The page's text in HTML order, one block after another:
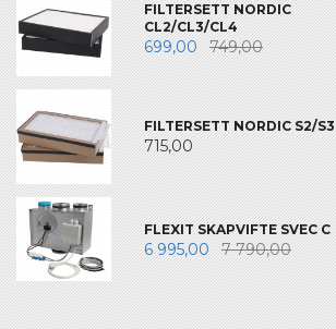
FILTERSETT NORDIC
CL2/CL3/CL4
699,00 749,00
FILTERSETT NORDIC S2/S3
715,00
FLEXIT SKAPVIFTE SVEC C
6 995,00 7 790,00